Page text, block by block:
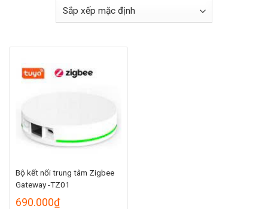
Bộ kết nối trung tâm Zigbee
Gateway -TZ01
690.000₫